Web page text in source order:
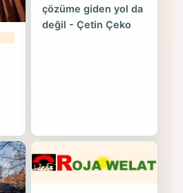
çözüme giden yol da
değil - Çetin Çeko